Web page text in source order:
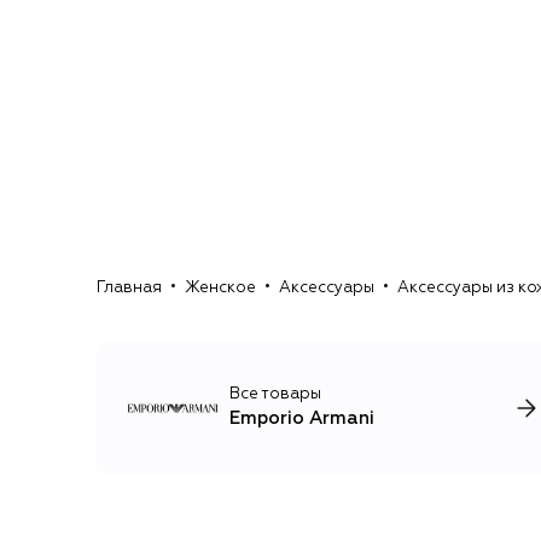
Главная Женское Аксессуары Аксессуары из
Все товары
Emporio Armani